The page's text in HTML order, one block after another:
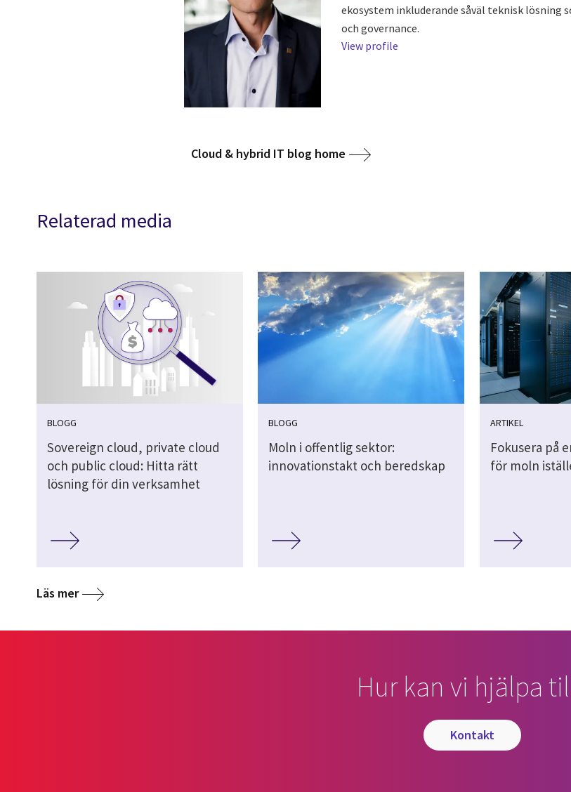
ekosystem inkluderande såväl teknisk lösning
och governance.
View profile
Cloud & hybrid IT blog home
Relaterad media
BLOGG
Sovereign cloud, private cloud
och public cloud: Hitta rätt
lösning för din verksamhet
BLOGG
Moln i offentlig sektor:
innovationstakt och beredskap
ARTIKEL
Fokusera på
för moln
Läs mer
Hur kan vi hjälpa
kontakt